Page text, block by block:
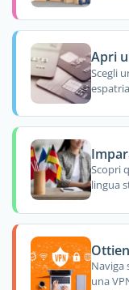
Apri
Scegli
Scopri
lingua
Naviga
una